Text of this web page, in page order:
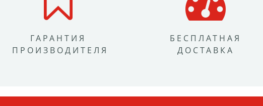
ГАРАНТИЯ
ПРОИЗВОДИТЕЛЯ
БЕСПЛАТНАЯ
ДОСТАВКА